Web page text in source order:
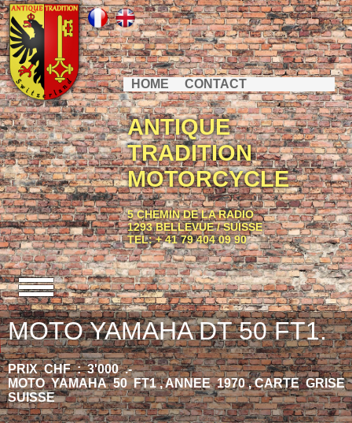
HOME CONTACT
ANTIQUE
TRADITION
MOTORCYCLE
5 CHEMIN DE LA RADIO
1293 BELLEVUE / SUISSE
TEL: + 41 79 404 09 90
MOTO YAMAHA DT 50 FT1.
PRIX CHF : 3'000 .-
MOTO YAMAHA 50 FT1 , ANNEE 1970 , CARTE GRISE
SUISSE